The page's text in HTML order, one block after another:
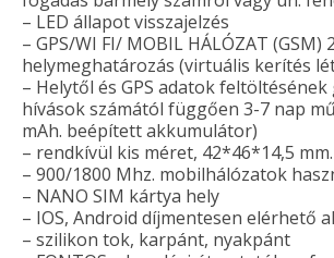
– LED állapot visszajelzés
– GPS/WI FI/ MOBIL HÁLÓZAT (GSM)
helymeghatározás (virtuális kerítés
– Helytől és GPS adatok
hívások számától függően 3-7 nap
mAh. beépített akkumulátor)
– rendkívül kis méret, 42*46*14,5 mm.
– 900/1800 Mhz. mobilhálózatok
– NANO SIM kártya hely
– IOS, Android díjmentesen elérhető
– szilikon tok, karpánt, nyakpánt